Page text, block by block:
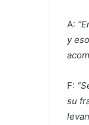
A:
y
F:
su